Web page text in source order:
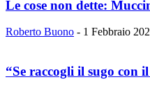
Le cose non dette:
Roberto Buono - 1 Febbraio
“Se raccogli il sugo con